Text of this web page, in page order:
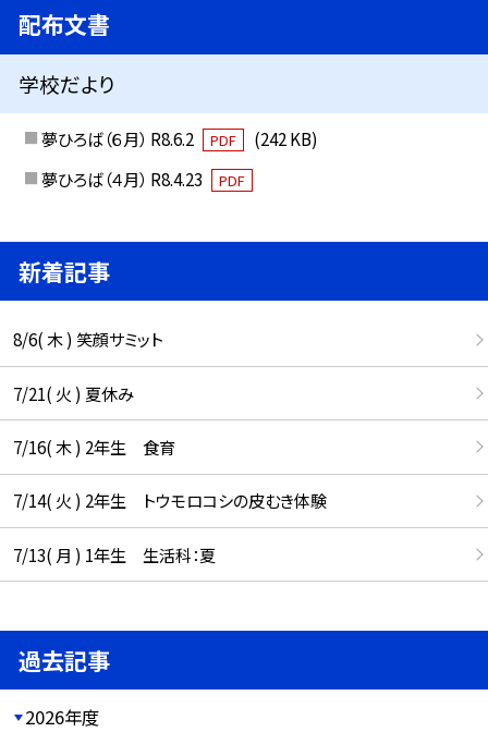
配布文書
学校だより
夢ひろば（６月） R8.6.2 PDF
(242 KB)
夢ひろば（４月） R8.4.23
PDF
新着記事
8/6( 木 ) 笑顔サミット
7/21( 火 ) 夏休み
7/16( 木 ) 2年生 食育
7/14( 火 ) 2年生 トウモロコシの皮むき体験
7/13( 月 ) 1年生 生活科：夏
過去記事
2026年度